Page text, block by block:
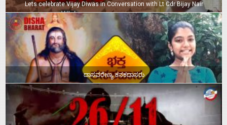
Lets celebrate Vijay Diwas in Conversation with Lt Cdr Bijay Nair
ದಾಸವರೇಣ್ಯ ಕನಕದಾಸರು